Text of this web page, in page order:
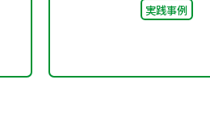
実践事例